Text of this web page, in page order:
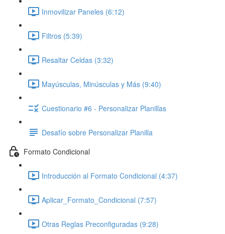
Inmovilizar Paneles (6:12)
Filtros (5:39)
Resaltar Celdas (3:32)
Mayúsculas, Minúsculas y Más (9:40)
Cuestionario #6 - Personalizar Planillas
Desafío sobre Personalizar Planilla
Formato Condicional
Introducción al Formato Condicional (4:37)
Aplicar_Formato_Condicional (7:57)
Otras Reglas Preconfiguradas (9:28)